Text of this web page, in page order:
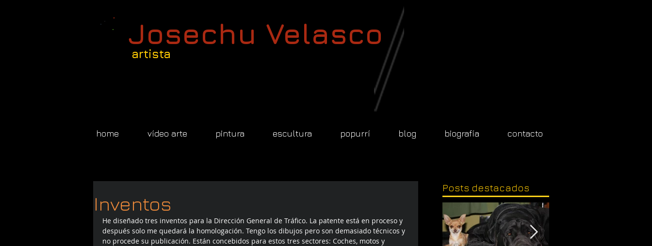
Josechu Velasco
artista
home vídeo arte pintura escultura popurrí blog biografía contacto
Inventos
He diseñado tres inventos para la Dirección General de Tráfico. La patente está en proceso y
después solo me quedará la homologación. Tengo los dibujos pero son demasiado técnicos y
no procede su publicación. Están concebidos para estos tres sectores: Coches, motos y
Posts destacados